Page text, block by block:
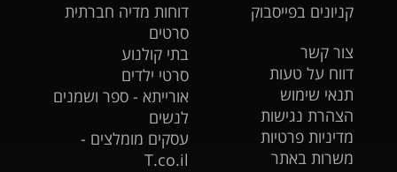
קניונים בפייסבוק
צור קשר
דווח על טעות
תנאי שימוש
הצהרת נגישות
מדיניות פרטיות
משרות באתר
דוחות מדיה חברתית
סרטים
בתי קולנוע
סרטי ילדים
אורייתא - ספר ושמנים
לנשים
עסקים מומלצים -
T.co.il